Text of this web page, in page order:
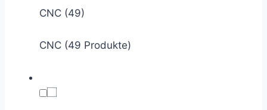
CNC (49)
CNC (49 Produkte)